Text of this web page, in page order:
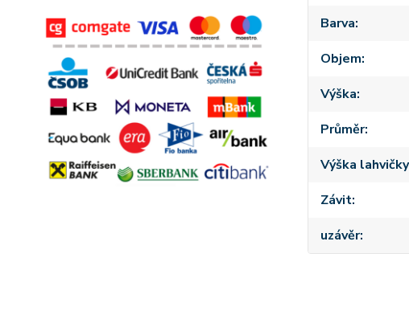
Barva
Objem
Výška
Průměr
Výška
Závit
uzávěr